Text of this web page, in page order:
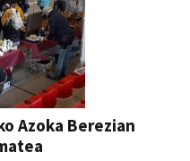
Azoka Berezian